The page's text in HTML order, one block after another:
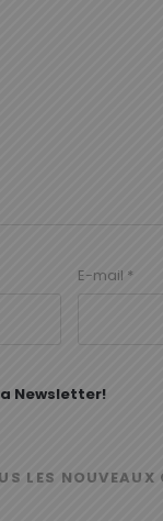
E-mail *
Newsletter!
LES